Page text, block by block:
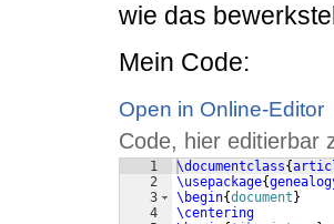
wie das
Mein Code:
Open in Online-Editor
Code, hier editierbar
1
2
3
4
\documentclass{
\usepackage{
\begin{document }
\centering